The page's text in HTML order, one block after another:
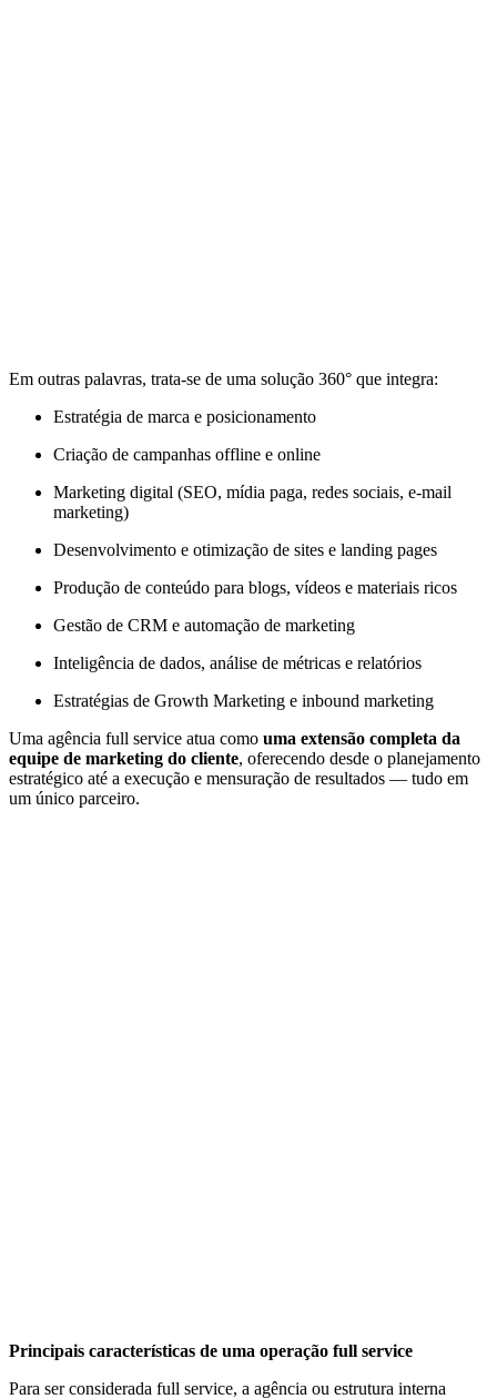
Em outras palavras, trata-se de uma solução 360° que integra:
Estratégia de marca e posicionamento
Criação de campanhas offline e online
Marketing digital (SEO, mídia paga, redes sociais, e-mail
marketing)
Desenvolvimento e otimização de sites e landing pages
Produção de conteúdo para blogs, vídeos e materiais ricos
Gestão de CRM e automação de marketing
Inteligência de dados, análise de métricas e relatórios
Estratégias de Growth Marketing e inbound marketing
Uma agência full service atua como uma extensão completa da
equipe de marketing do cliente, oferecendo desde o planejamento
estratégico até a execução e mensuração de resultados — tudo em
um único parceiro.
Principais características de uma operação full service
Para ser considerada full service, a agência ou estrutura interna